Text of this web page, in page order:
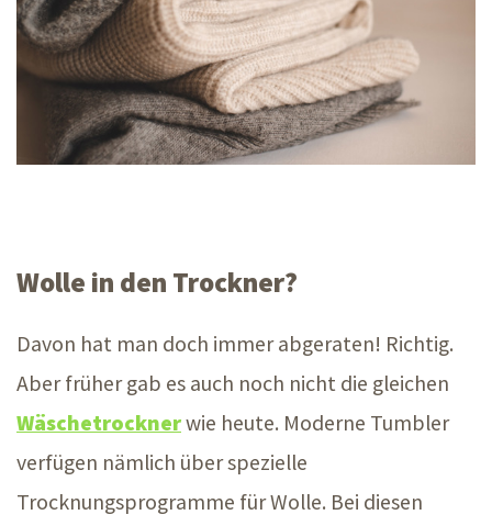
Wolle in den Trockner?
Davon hat man doch immer abgeraten! Richtig.
Aber früher gab es auch noch nicht die gleichen
Wäschetrocknerwie heute. Moderne Tumbler
verfügen nämlich über spezielle
Trocknungsprogramme für Wolle. Bei diesen